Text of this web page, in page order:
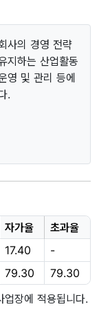
사의 경영 전략
지하는 산업활동
영 및 관리 등에
.
자가율
초과율
17.40
-
79.30
79.30
장에 적용됩니다.